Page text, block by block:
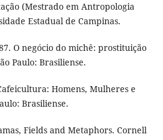
(Mestrado em Antropologia
Estadual de Campinas.
O negócio do michê: prostituição
Paulo: Brasiliense.
Homens, Mulheres e
Brasiliense.
Fields and Metaphors. Cornell